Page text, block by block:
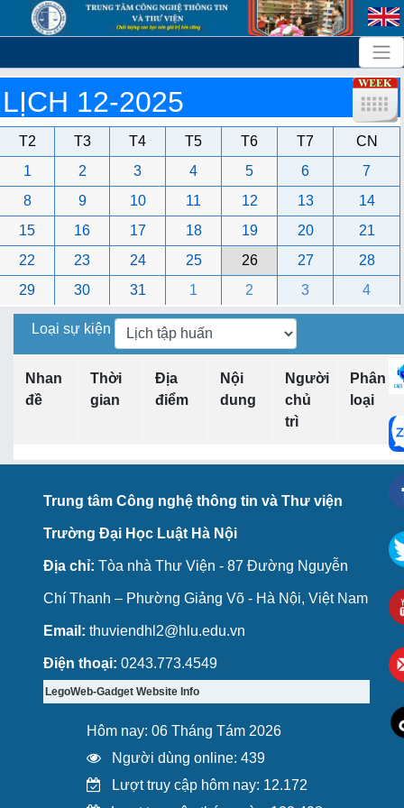
LỊCH 12-2025
T2 T3 T4 T5 T6 T7
CN
1
2 3 4 5 6
7
8
9 10 11 12 13
14
15
16 17 18 19 20
21
22
23 24 25 26 27
28
29
30 31 1 2 3 4
Loại sự kiện
Nhan
đề
Thời
gian
Địa
điểm
Nội
dung
Người
chủ
trì
Phân
loại
Trung tâm Công nghệ thông tin và Thư viện
Trường Đại Học Luật Hà Nội
Địa chỉ: Tòa nhà Thư Viện - 87 Đường Nguyễn
Chí Thanh – Phường Giảng Võ - Hà Nội, Việt Nam
Email: thuviendhl2@hlu.edu.vn
Điện thoại: 0243.773.4549
LegoWeb-Gadget Website Info
Hôm nay: 06 Tháng Tám 2026
Người dùng online: 439
Lượt truy cập hôm nay: 12.172